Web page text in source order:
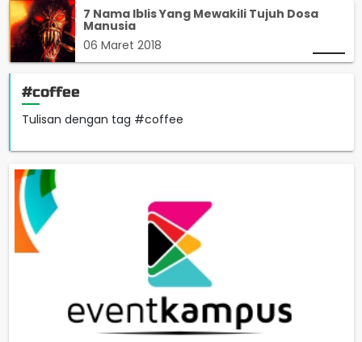
7 Nama Iblis Yang Mewakili Tujuh Dosa
Manusia
06 Maret 2018
#coffee
Tulisan dengan tag #coffee